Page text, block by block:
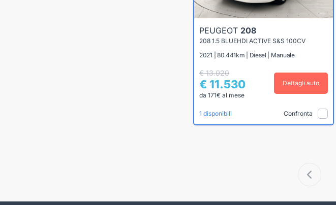
PEUGEOT 208
208 1.5 BLUEHDI ACTIVE S&S 100CV
2021 | 80.441km | Diesel | Manuale
€ 13.020
€ 11.530
da 171€ al mese
Dettagli auto
1 disponibili Confronta